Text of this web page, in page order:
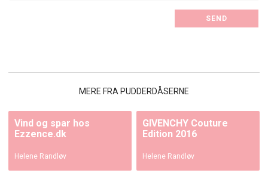
MERE FRA PUDDERDÅSERNE
Vind og spar hos
Ezzence.dk
Helene Randløv
GIVENCHY Couture
Edition 2016
Helene Randløv